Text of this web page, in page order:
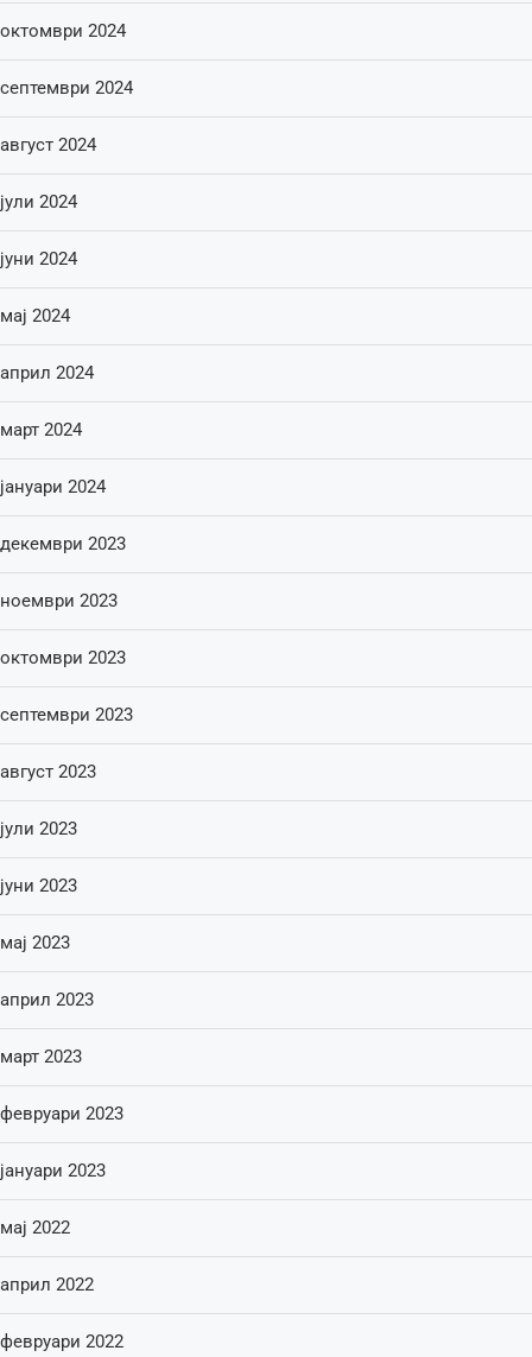
октомври 2024
септември 2024
август 2024
јули 2024
јуни 2024
мај 2024
април 2024
март 2024
јануари 2024
декември 2023
ноември 2023
октомври 2023
септември 2023
август 2023
јули 2023
јуни 2023
мај 2023
април 2023
март 2023
февруари 2023
јануари 2023
мај 2022
април 2022
февруари 2022